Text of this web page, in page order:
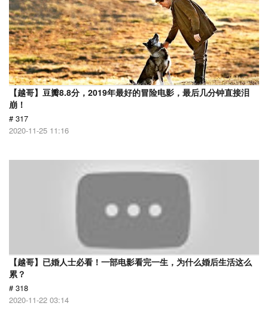
【越哥】豆瓣8.8分，2019年最好的冒险电影，最后几分钟直接泪
崩！
# 317
2020-11-25 11:16
【越哥】已婚人士必看！一部电影看完一生，为什么婚后生活这么
累？
# 318
2020-11-22 03:14